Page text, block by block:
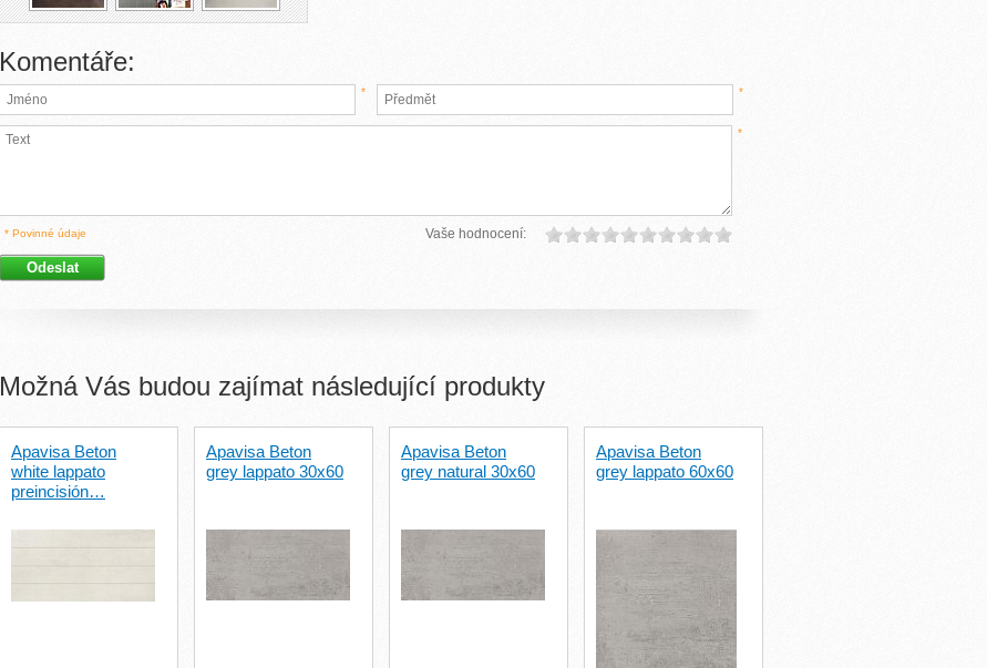
Komentáře:
* *
*
* Povinné údaje Vaše hodnocení:
Možná Vás budou zajímat následující produkty
Apavisa Beton
white lappato
preincisión…
Apavisa Beton
grey lappato 30x60
Apavisa Beton
grey natural 30x60
Apavisa Beton
grey lappato 60x60